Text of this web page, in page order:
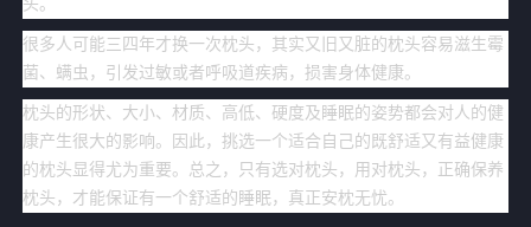
头。
很多人可能三四年才换一次枕头，其实又旧又脏的枕头容易滋生霉
菌、螨虫，引发过敏或者呼吸道疾病，损害身体健康。
枕头的形状、大小、材质、高低、硬度及睡眠的姿势都会对人的健
康产生很大的影响。因此，挑选一个适合自己的既舒适又有益健康
的枕头显得尤为重要。总之，只有选对枕头，用对枕头，正确保养
枕头，才能保证有一个舒适的睡眠，真正安枕无忧。